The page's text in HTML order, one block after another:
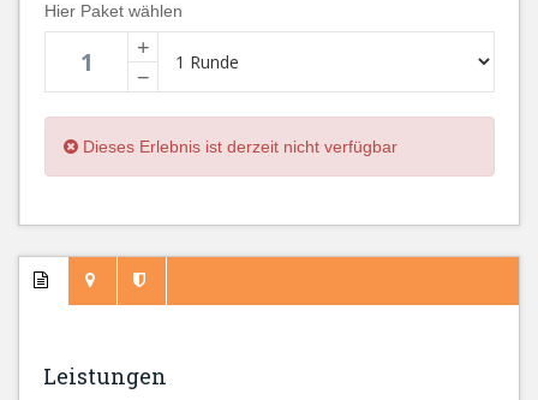
Hier Paket wählen
+
−
Dieses Erlebnis ist derzeit nicht verfügbar
Leistungen